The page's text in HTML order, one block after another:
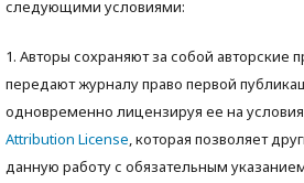
следующими условиями:
1. Авторы сохраняют за собой авторские
передают журналу право первой
одновременно лицензируя ее на
Attribution License, которая позволяет
данную работу с обязательным